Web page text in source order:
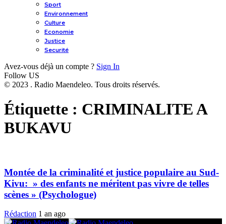
Sport
Environnement
Culture
Economie
Justice
Securité
Avez-vous déjà un compte ? Sign In
Follow US
© 2023 . Radio Maendeleo. Tous droits réservés.
Étiquette : CRIMINALITE A
BUKAVU
Montée de la criminalité et justice populaire au Sud-
Kivu: » des enfants ne méritent pas vivre de telles
scènes » (Psychologue)
Rédaction 1 an ago